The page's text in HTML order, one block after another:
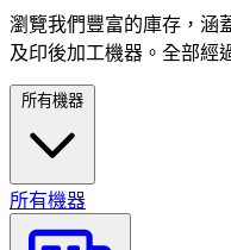
瀏覽我們豐富的庫存，涵
及印後加工機器。全部經
所有機器
所有機器